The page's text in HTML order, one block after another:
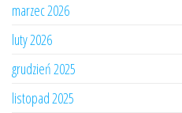
marzec 2026
luty 2026
grudzień 2025
listopad 2025